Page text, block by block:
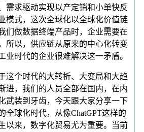
需求驱动实现以产定销和小单快反
模式，这次全球化以全球化价值链
们做数据终端产品时，企业需要在
所以，供应链从原来的中心化转变
业时代的企业很难解决这一矛盾。
个时代的大转折、大变局和大趋
进，我们的人员全部在国内，在内
武装到牙齿，今天跟大家分享一下
全球化时代，从像ChatGPT这样的
以来，数字化贸易尤为重要。当前